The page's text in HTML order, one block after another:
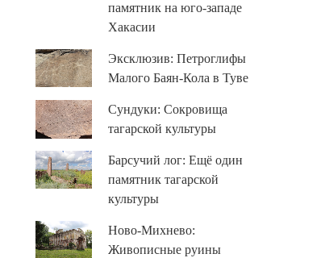
памятник на юго-западе
Хакасии
Эксклюзив: Петроглифы
Малого Баян-Кола в Туве
Сундуки: Сокровища
тагарской культуры
Барсучий лог: Ещё один
памятник тагарской
культуры
Ново-Михнево:
Живописные руины